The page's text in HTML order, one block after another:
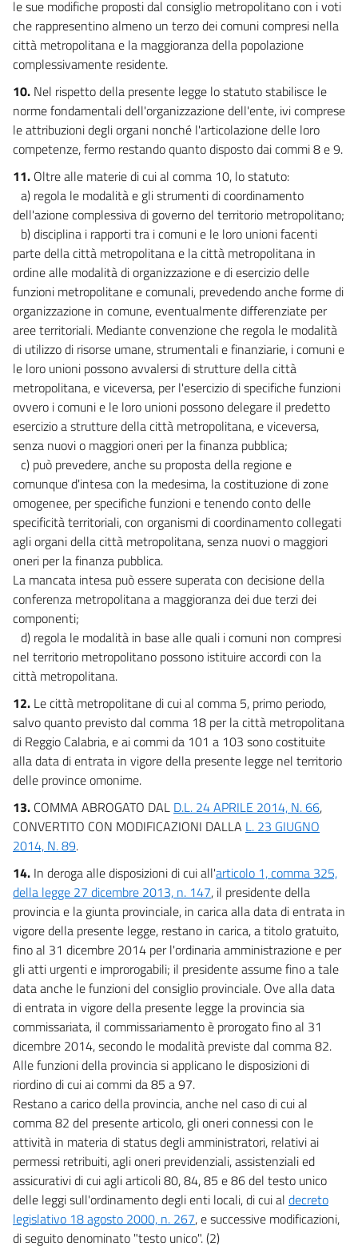
le sue modifiche proposti dal consiglio metropolitano con i voti
che rappresentino almeno un terzo dei comuni compresi nella
città metropolitana e la maggioranza della popolazione
complessivamente residente.
10. Nel rispetto della presente legge lo statuto stabilisce le
norme fondamentali dell'organizzazione dell'ente, ivi comprese
le attribuzioni degli organi nonché l'articolazione delle loro
competenze, fermo restando quanto disposto dai commi 8 e 9.
11. Oltre alle materie di cui al comma 10, lo statuto:
a) regola le modalità e gli strumenti di coordinamento
dell'azione complessiva di governo del territorio metropolitano;
b) disciplina i rapporti tra i comuni e le loro unioni facenti
parte della città metropolitana e la città metropolitana in
ordine alle modalità di organizzazione e di esercizio delle
funzioni metropolitane e comunali, prevedendo anche forme di
organizzazione in comune, eventualmente differenziate per
aree territoriali. Mediante convenzione che regola le modalità
di utilizzo di risorse umane, strumentali e finanziarie, i comuni e
le loro unioni possono avvalersi di strutture della città
metropolitana, e viceversa, per l'esercizio di specifiche funzioni
ovvero i comuni e le loro unioni possono delegare il predetto
esercizio a strutture della città metropolitana, e viceversa,
senza nuovi o maggiori oneri per la finanza pubblica;
c) può prevedere, anche su proposta della regione e
comunque d'intesa con la medesima, la costituzione di zone
omogenee, per specifiche funzioni e tenendo conto delle
specificità territoriali, con organismi di coordinamento collegati
agli organi della città metropolitana, senza nuovi o maggiori
oneri per la finanza pubblica.
La mancata intesa può essere superata con decisione della
conferenza metropolitana a maggioranza dei due terzi dei
componenti;
d) regola le modalità in base alle quali i comuni non compresi
nel territorio metropolitano possono istituire accordi con la
città metropolitana.
12. Le città metropolitane di cui al comma 5, primo periodo,
salvo quanto previsto dal comma 18 per la città metropolitana
di Reggio Calabria, e ai commi da 101 a 103 sono costituite
alla data di entrata in vigore della presente legge nel territorio
delle province omonime.
13. COMMA ABROGATO DAL D.L. 24 APRILE 2014, N. 66,
CONVERTITO CON MODIFICAZIONI DALLA L. 23 GIUGNO
2014, N. 89.
14. In deroga alle disposizioni di cui all'articolo 1, comma 325,
della legge 27 dicembre 2013, n. 147, il presidente della
provincia e la giunta provinciale, in carica alla data di entrata in
vigore della presente legge, restano in carica, a titolo gratuito,
fino al 31 dicembre 2014 per l'ordinaria amministrazione e per
gli atti urgenti e improrogabili; il presidente assume fino a tale
data anche le funzioni del consiglio provinciale. Ove alla data
di entrata in vigore della presente legge la provincia sia
commissariata, il commissariamento è prorogato fino al 31
dicembre 2014, secondo le modalità previste dal comma 82.
Alle funzioni della provincia si applicano le disposizioni di
riordino di cui ai commi da 85 a 97.
Restano a carico della provincia, anche nel caso di cui al
comma 82 del presente articolo, gli oneri connessi con le
attività in materia di status degli amministratori, relativi ai
permessi retribuiti, agli oneri previdenziali, assistenziali ed
assicurativi di cui agli articoli 80, 84, 85 e 86 del testo unico
delle leggi sull'ordinamento degli enti locali, di cui al decreto
legislativo 18 agosto 2000, n. 267, e successive modificazioni,
di seguito denominato "testo unico". (2)